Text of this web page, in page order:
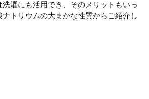
濯にも活用でき、そのメリットもいっ
ナトリウムの大まかな性質からご紹介し